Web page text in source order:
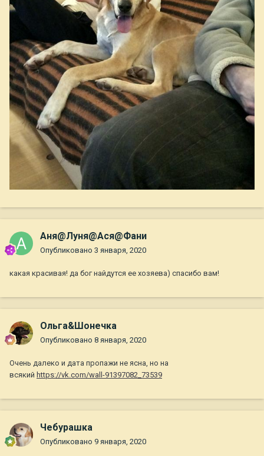
Аня@Луня@Ася@Фани
Опубликовано 3 января, 2020
какая красивая! да бог найдутся ее хозяева) спасибо вам!
Ольга&Шонечка
Опубликовано 8 января, 2020
Очень далеко и дата пропажи не ясна, но на
всякий https://vk.com/wall-91397082_73539
Чебурашка
Опубликовано 9 января, 2020